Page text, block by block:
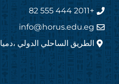
+2011 444 555 82
info@horus.edu.eg
الطريق الساحلي الدولي